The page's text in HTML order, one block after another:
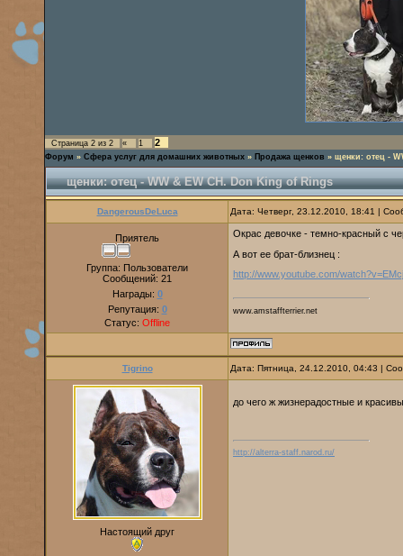
Страница 2 из 2 « 1 2
Форум » Сфера услуг для домашних животных » Продажа щенков » щенки: отец -
щенки: отец - WW & EW CH. Don King of Rings
DangerousDeLuca Дата: Четверг, 23.12.2010, 18:41 |
Приятель
Группа: Пользователи
Сообщений: 21
Награды: 0
Репутация: 0
Статус: Offline
Oкрас девочке - темно-красный с
А вот ее брат-близнец :
http://www.youtube.com/
www.amstaffterrier.net
Tigrino Дата: Пятница, 24.12.2010, 04:43 |
Настоящий друг
до чего ж жизнерадостные и
http://alterra-staff.narod.ru/